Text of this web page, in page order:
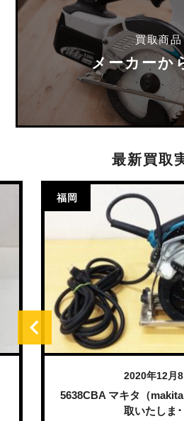
買取商品
メーカーか
最新買取
福岡
2020年12月8
5638CBA マキタ（
取いたしま･